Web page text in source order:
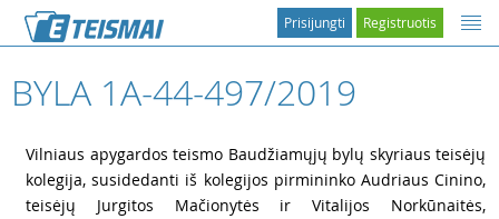
Registruotis
Prisijungti
BYLA 1A-44-497/2019
Vilniaus apygardos teismo Baudžiamųjų bylų skyriaus teisėjų
kolegija, susidedanti iš kolegijos pirmininko Audriaus Cinino,
teisėjų Jurgitos Mačionytės ir Vitalijos Norkūnaitės,